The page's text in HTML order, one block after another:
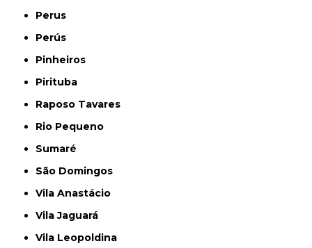
Perus
Perús
Pinheiros
Pirituba
Raposo Tavares
Rio Pequeno
Sumaré
São Domingos
Vila Anastácio
Vila Jaguará
Vila Leopoldina